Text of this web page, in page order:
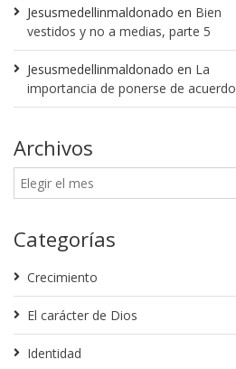
Jesusmedellinmaldonado en Bien
vestidos y no a medias, parte 5
Jesusmedellinmaldonado en La
importancia de ponerse de acuerdo
Archivos
Categorías
Crecimiento
El carácter de Dios
Identidad